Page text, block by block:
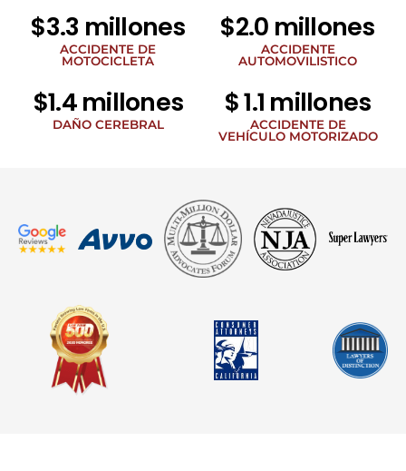
$3.3 millones
ACCIDENTE DE
MOTOCICLETA
$2.0 millones
ACCIDENTE
AUTOMOVILISTICO
$1.4 millones
DAÑO CEREBRAL
$ 1.1 millones
ACCIDENTE DE
VEHÍCULO MOTORIZADO